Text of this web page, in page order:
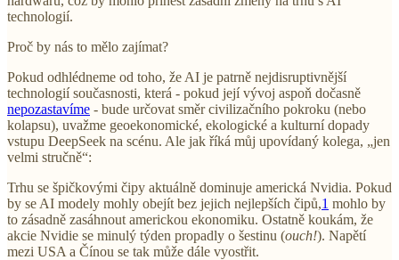
technologií.
Proč by nás to mělo zajímat?
Pokud odhlédneme od toho, že AI je patrně nejdisruptivnější
technologií současnosti, která - pokud její vývoj aspoň dočasně
nepozastavíme - bude určovat směr civilizačního pokroku (nebo
kolapsu), uvažme geoekonomické, ekologické a kulturní dopady
vstupu DeepSeek na scénu. Ale jak říká můj upovídaný kolega, „jen
velmi stručně“:
Trhu se špičkovými čipy aktuálně dominuje americká Nvidia. Pokud
by se AI modely mohly obejít bez jejich nejlepších čipů,1 mohlo by
to zásadně zasáhnout americkou ekonomiku. Ostatně koukám, že
akcie Nvidie se minulý týden propadly o šestinu (ouch!). Napětí
mezi USA a Čínou se tak může dále vyostřit.